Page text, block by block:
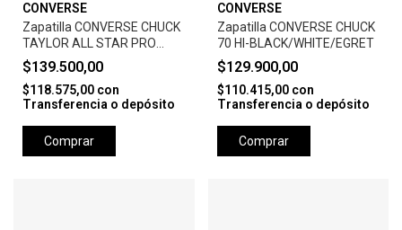
CONVERSE
Zapatilla CONVERSE CHUCK
TAYLOR ALL STAR PRO
SUEDE-BLACK
$139.500,00
$118.575,00 con
Transferencia o depósito
Comprar
CONVERSE
Zapatilla CONVERSE CHUCK
70 HI-BLACK/WHITE/EGRET
$129.900,00
$110.415,00 con
Transferencia o depósito
Comprar